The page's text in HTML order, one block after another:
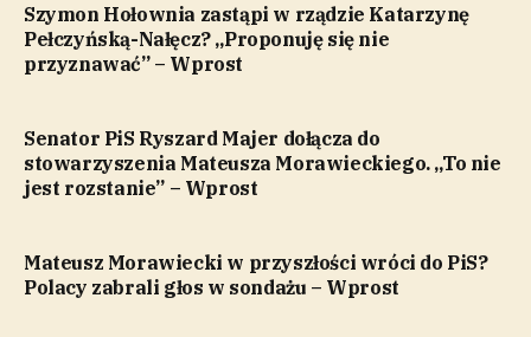
Szymon Hołownia zastąpi w rządzie Katarzynę
Pełczyńską-Nałęcz? „Proponuję się nie
przyznawać” – Wprost
Senator PiS Ryszard Majer dołącza do
stowarzyszenia Mateusza Morawieckiego. „To nie
jest rozstanie” – Wprost
Mateusz Morawiecki w przyszłości wróci do PiS?
Polacy zabrali głos w sondażu – Wprost